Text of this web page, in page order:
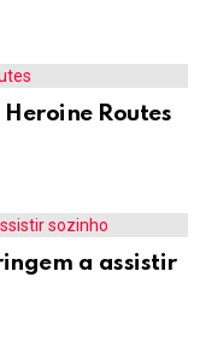
Routes
a assistir